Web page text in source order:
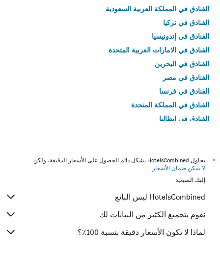
الفنادق في المملكة العربية السعودية
الفنادق في تركيا
الفنادق في إندونيسيا
الفنادق في الامارات العربية المتحدة
الفنادق في البحرين
الفنادق في مصر
الفنادق في فرنسا
الفنادق في المملكة المتحدة
الفنادق في إيطاليا
*
يحاول HotelsCombined بشكل دائم الحصول على الأسعار الدقيقة، ولكن
لا يمكن ضمان الأسعار .
إليك السبب:
HotelsCombined ليس البائع
نقوم بتجميع الكثير من البيانات لك
لماذا لا تكون الأسعار دقيقة بنسبة 100٪؟